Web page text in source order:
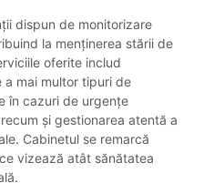
dispun de monitorizare
la menținerea stării de
oferite includ
mai multor tipuri de
în cazuri de urgențe
și gestionarea atentă a
Cabinetul se remarcă
vizează atât sănătatea